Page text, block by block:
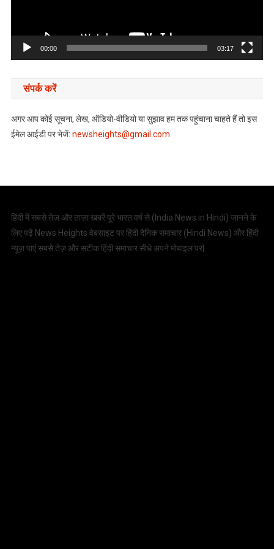
00:00 03:17
संपर्क करें
अगर आप कोई सूचना, लेख, ऑडियो-वीडियो या सुझाव हम तक पहुंचाना चाहते हैं तो इस
ईमेल आईडी पर भेजें: newsheights@gmail.com
हिंदी में सबसे तेज़ और ताज़ा खबरें पूरे भारत वर्ष से ( India News in Hindi) जानने के
लिए पढ़ें News Heights वेबसाइट पर हिंदी दैनिक समाचार (Hindi News) और हिंदी
न्यूज़ पाएं सबसे तेज़ और सटीक हिंदी समाचार सीधे अपने मोबाइल पर|